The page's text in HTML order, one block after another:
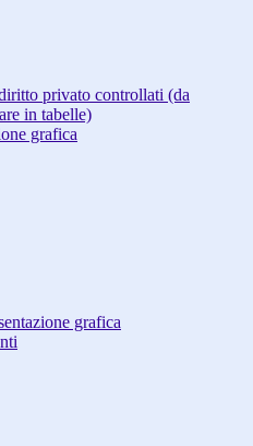
privato controllati (da
in tabelle)
grafica
grafica